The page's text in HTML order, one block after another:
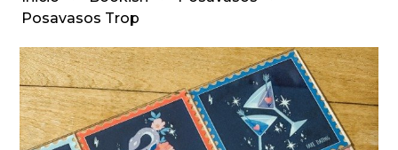
Posavasos Trop